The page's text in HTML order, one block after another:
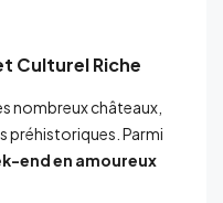
Culturel Riche
nombreux châteaux,
préhistoriques. Parmi
end en amoureux